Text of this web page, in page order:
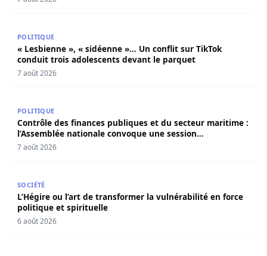
POLITIQUE
« Lesbienne », « sidéenne »… Un conflit sur TikTok
conduit trois adolescents devant le parquet
7 août 2026
POLITIQUE
Contrôle des finances publiques et du secteur maritime :
l’Assemblée nationale convoque une session
extraordinaire
7 août 2026
SOCIÉTÉ
L’Hégire ou l’art de transformer la vulnérabilité en force
politique et spirituelle
6 août 2026